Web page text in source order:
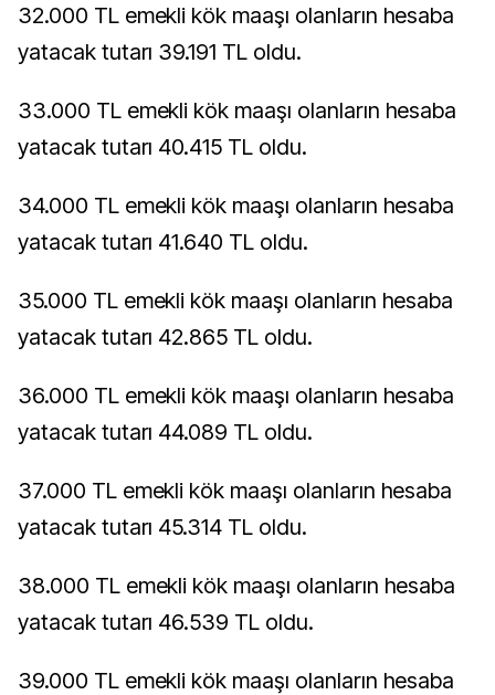
32.000 TL emekli kök maaşı olanların hesaba
yatacak tutarı 39.191 TL oldu.
33.000 TL emekli kök maaşı olanların hesaba
yatacak tutarı 40.415 TL oldu.
34.000 TL emekli kök maaşı olanların hesaba
yatacak tutarı 41.640 TL oldu.
35.000 TL emekli kök maaşı olanların hesaba
yatacak tutarı 42.865 TL oldu.
36.000 TL emekli kök maaşı olanların hesaba
yatacak tutarı 44.089 TL oldu.
37.000 TL emekli kök maaşı olanların hesaba
yatacak tutarı 45.314 TL oldu.
38.000 TL emekli kök maaşı olanların hesaba
yatacak tutarı 46.539 TL oldu.
39.000 TL emekli kök maaşı olanların hesaba